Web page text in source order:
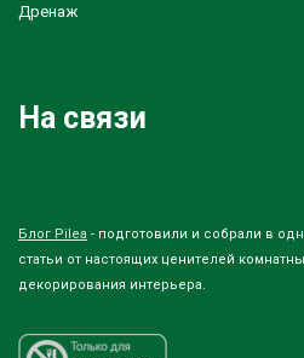
Дренаж
На связи
Блог Pilea - подготовили и собрали в
статьи от настоящих ценителей
декорирования интерьера.